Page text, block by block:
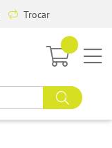
Trocar